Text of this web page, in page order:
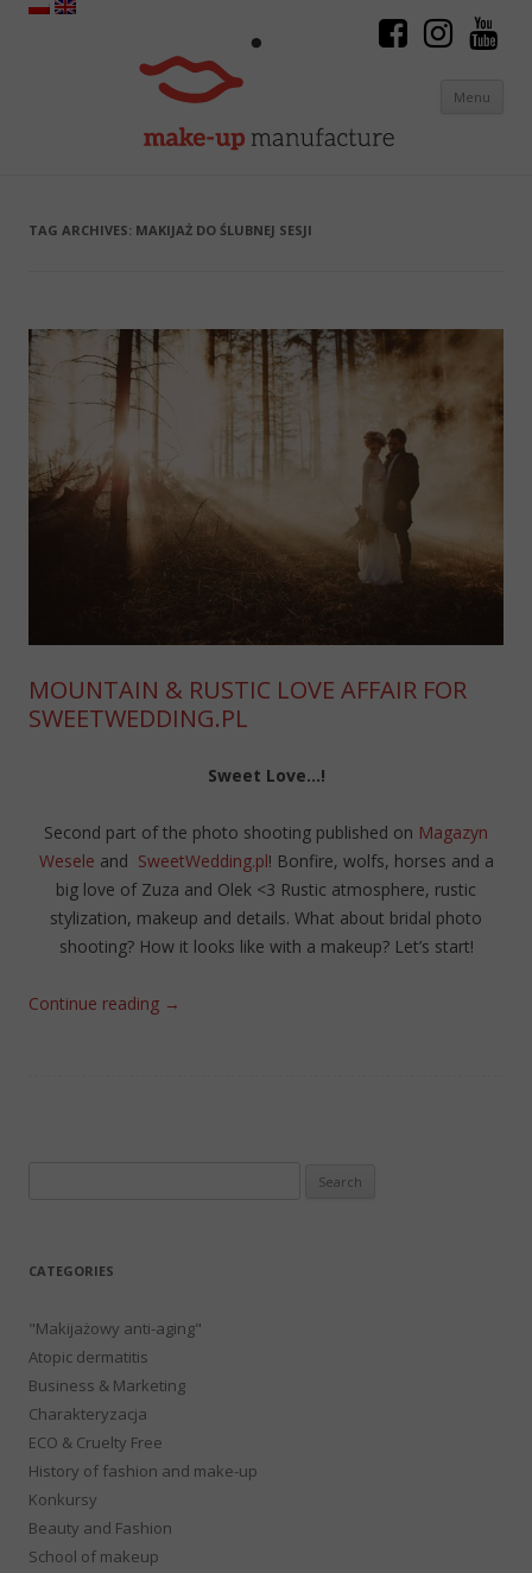
Menu
TAG ARCHIVES: MAKIJAŻ DO ŚLUBNEJ SESJI
MOUNTAIN & RUSTIC LOVE AFFAIR FOR
SWEETWEDDING.PL
Sweet Love…!
Second part of the photo shooting published on Magazyn
Wesele and SweetWedding.pl! Bonfire, wolfs, horses and a
big love of Zuza and Olek <3 Rustic atmosphere, rustic
stylization, makeup and details. What about bridal photo
shooting? How it looks like with a makeup? Let’s start!
Continue reading →
CATEGORIES
"Makijażowy anti-aging"
Atopic dermatitis
Business & Marketing
Charakteryzacja
ECO & Cruelty Free
History of fashion and make-up
Konkursy
Beauty and Fashion
School of makeup